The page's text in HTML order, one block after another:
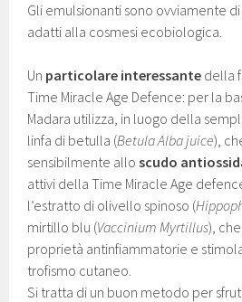
Gli emulsionanti sono ovviamente
adatti alla cosmesi ecobiologica.
Un particolare interessante della
Time Miracle Age Defence: per la
Madara utilizza, in luogo della
linfa di betulla (Betula Alba juice),
sensibilmente alloscudo
attivi della Time Miracle Age
l’estratto di olivello spinoso (
mirtillo blu (Vaccinium Myrtillus),
proprietà antinfiammatorie e
trofismo cutaneo.
Si tratta di un buon metodo per